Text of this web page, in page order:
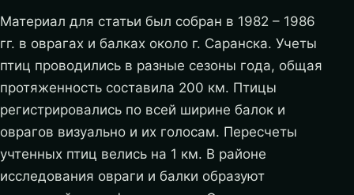
Материал для статьи был собран в 1982 – 1986
гг. в оврагах и балках около г. Саранска. Учеты
птиц проводились в разные сезоны года, общая
протяженность составила 200 км. Птицы
регистрировались по всей ширине балок и
оврагов визуально и их голосам. Пересчеты
учтенных птиц велись на 1 км. В районе
исследования овраги и балки образуют